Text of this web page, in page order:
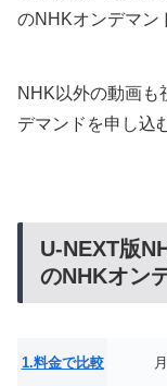
のNHKオンデマン
NHK以外の動画も
デマンドを申し込
U-NEXT版
のNHKオン
1.料金で比較